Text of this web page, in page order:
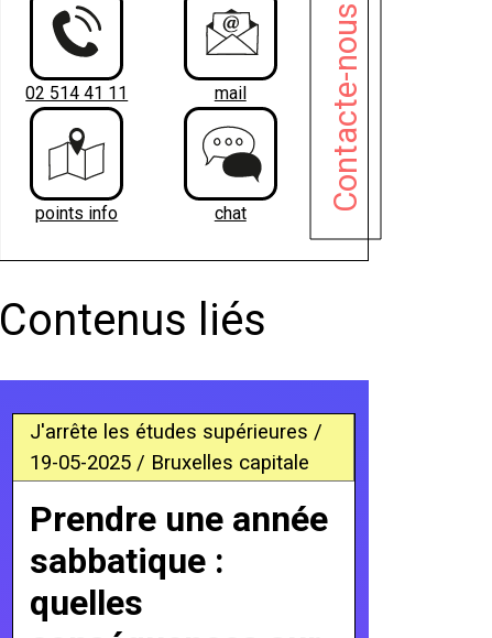
02 514 41 11 mail
points info chat
Contacte-nous
Contenus liés
J'arrête les études supérieures /
19-05-2025 / Bruxelles capitale
Prendre une année
sabbatique :
quelles